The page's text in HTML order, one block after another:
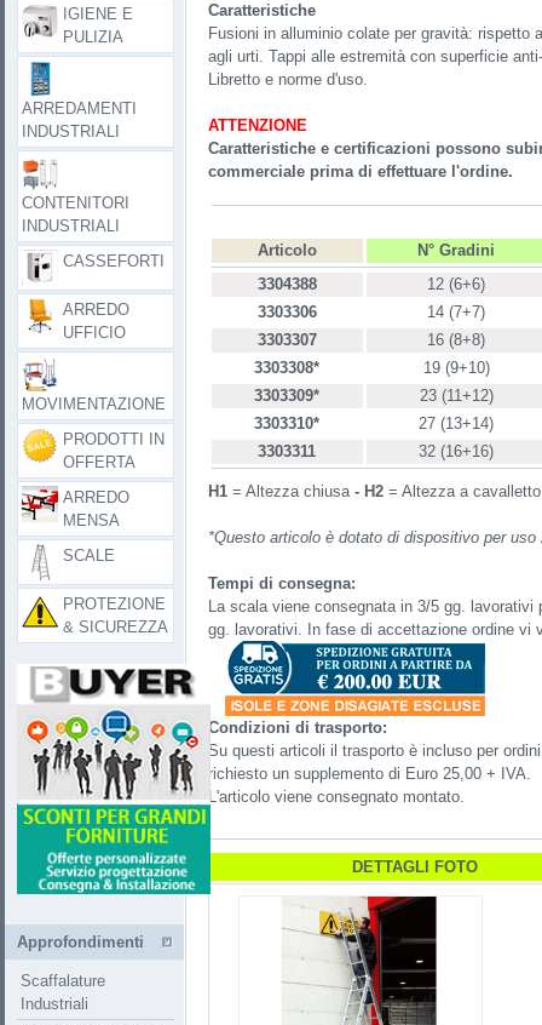
Caratteristiche
Fusioni in alluminio colate per gravità: rispetto
agli urti. Tappi alle estremità con superficie
Libretto e norme d'uso.
ATTENZIONE
Caratteristiche e certificazioni possono
commerciale prima di effettuare l'ordine.
Articolo
N° Gradini
3304388
12 (6+6)
3303306
14 (7+7)
3303307
16 (8+8)
3303308*
19 (9+10)
3303309*
23 (11+12)
3303310*
27 (13+14)
3303311
32 (16+16)
H1= Altezza chiusa - H2= Altezza a
*Questo articolo è dotato di dispositivo per
Tempi di consegna:
La scala viene consegnata in 3/5 gg.
gg. lavorativi. In fase di accettazione ordine vi
Condizioni di trasporto:
Su questi articoli il trasporto è incluso per
richiesto un supplemento di Euro 25,00 + IVA.
L'articolo viene consegnato montato.
DETTAGLI FOTO
IGIENE E
PULIZIA
ARREDAMENTI
INDUSTRIALI
CONTENITORI
INDUSTRIALI
CASSEFORTI
ARREDO
UFFICIO
MOVIMENTAZIONE
PRODOTTI IN
OFFERTA
ARREDO
MENSA
SCALE
PROTEZIONE
& SICUREZZA
Approfondimenti
Scaffalature
Industriali